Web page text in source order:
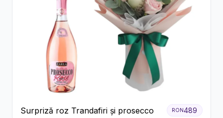
Surpriză roz Trandafiri și prosecco RON489